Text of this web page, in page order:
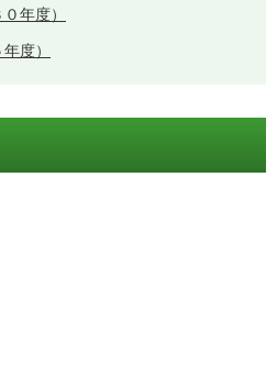
年度）
度）